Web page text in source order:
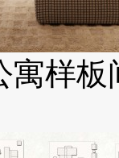
寓样板